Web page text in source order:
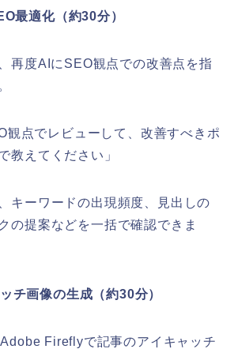
最適化（約30分）
再度AIにSEO観点での改善点を指
観点でレビューして、改善すべきポ
教えてください」
キーワードの出現頻度、見出しの
の提案などを一括で確認できま
チ画像の生成（約30分）
Fireflyで記事のアイキャッチ